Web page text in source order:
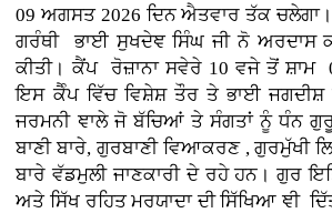
09 ਅਗਸਤ 2026 ਦਿਨ ਐਤਵਾਰ ਤੱਕ
ਗਰੰਥੀ ਭਾਈ ਸੁਖਦੇਞ ਸਿੰਘ ਜੀ ਨੋ ਅਰਦਾਸ
ਕੀਤੀ। ਕੈਂਪ ਰੋਜ਼ਾਨਾ ਸਵੇਰੇ 10 ਵਜੇ ਤੋਂ ਸ਼ਾਮ
ਇਸ ਕੈੰਪ ਵਿੱਚ ਵਿਸ਼ੇਸ਼ ਤੌਰ ਤੇ ਭਾਈ ਜਗਦੀਸ਼
ਜਰਮਨੀ ਞਾਲੇ ਜੋ ਬੱਚਿਆਂ ਤੇ ਸੰਗਤਾਂ ਨੂੰ ਧੰਨ ਗੁਰੂ
ਬਾਣੀ ਬਾਰੇ, ਗੁਰਬਾਣੀ ਵਿਆਕਰਣ , ਗੁਰਮੁੱਖੀ
ਬਾਰੇ ਵੱਡਮੁਲੀ ਜਾਣਕਾਰੀ ਦੇ ਰਹੇ ਹਨ। ਗੁਰ
ਅਤੇ ਸਿੱਖ ਰਹਿਤ ਮਰਯਾਦਾ ਦੀ ਸਿੱਖਿਆ ਞੀ